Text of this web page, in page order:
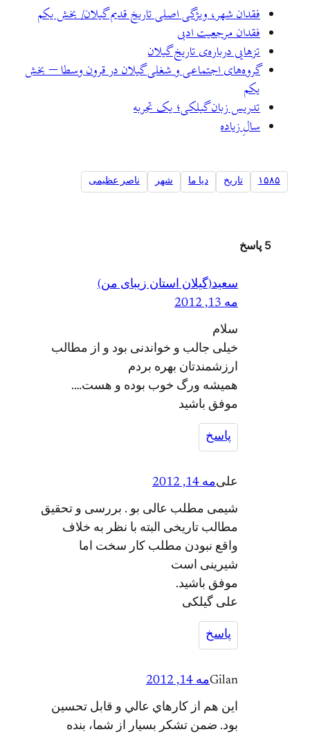
فقدان شهر، ویژگی اصلی تاریخ قدیم گیلان/ بخش یکم
فقدان مرجعیت ادبی
تزهایی درباره‌ی تاریخ گیلان
گروه‌های اجتماعی و شغلی گیلان در قرون وسطا – بخش
یکم
تدریس زبان گیلکی؛ یک تجربه
سالِ زیاده
۱۵۸۵ تاریخ ديا ما شهر ناصر عظیمی
5 پاسخ
سعید(گیلان استان زیبای من)
مه 13, 2012
سلام
خیلی جالب و خواندنی بود و از مطالب
ارزشمندتان بهره بردم
همیشه ورگ خوب بوده و هست….
موفق باشید
پاسخ
علیمه 14, 2012
شیمی مطلب عالی بو . بررسی و تحقیق
مطالب تاریخی البته با نظر به خلاف
واقع نبودن مطلب کار سخت اما
شیرینی است
موفق باشید.
علی گیلکی
پاسخ
Gilanمه 14, 2012
اين هم از كارهاي عالي و قابل تحسين
بود. ضمن تشكر بسيار از شما، بنده